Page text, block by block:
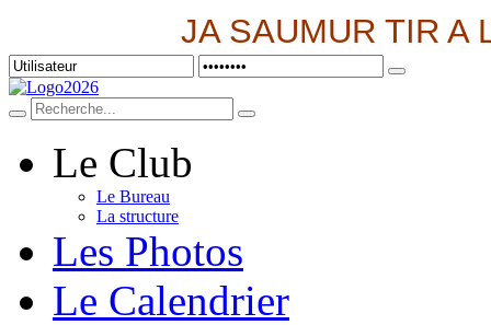
JA SAUMUR TIR A
Le Club
Le Bureau
La structure
Les Photos
Le Calendrier